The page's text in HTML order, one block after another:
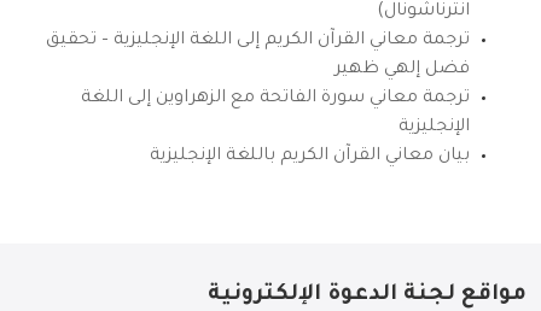
انترناشونال)
ترجمة معاني القرآن الكريم إلى اللغة الإنجليزية – تحقيق
فضل إلهي ظهير
ترجمة معاني سورة الفاتحة مع الزهراوين إلى اللغة
الإنجليزية
بيان معاني القرآن الكريم باللغة الإنجليزية
مواقع لجنة الدعوة الإلكترونية